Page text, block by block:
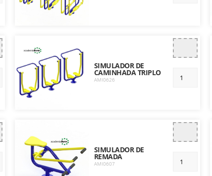
SIMULADOR DE
CAMINHADA TRIPLO
AMI0626
SIMULADOR DE
REMADA
AMI0607